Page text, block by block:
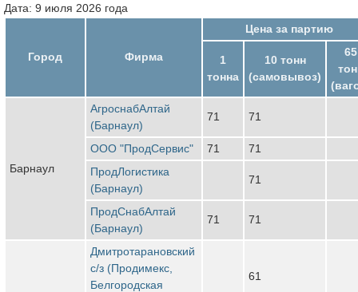
Дата: 9 июля 2026 года
Город Фирма
Цена за партию
1
тонна
10 тонн
(самовывоз)
65
Барнаул
АгроснабАлтай
(Барнаул)
71 71
ООО "ПродСервис" 71
71
ПродЛогистика
(Барнаул)
71
ПродСнабАлтай
(Барнаул)
71 71
Дмитротарановский
с/з (Продимекс,
Белгородская
61